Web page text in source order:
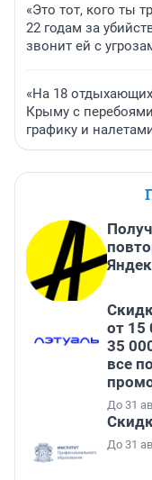
«Это тот, кого ты
22 годам за
звонит ей с
«На 18
Крыму с
графику и
от 15
35
все
До 31
До 31